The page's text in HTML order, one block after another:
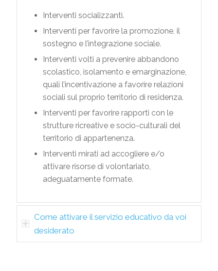
Interventi socializzanti.
Interventi per favorire la promozione, il
sostegno e l’integrazione sociale.
Interventi volti a prevenire abbandono
scolastico, isolamento e emarginazione,
quali l’incentivazione a favorire relazioni
sociali sul proprio territorio di residenza.
Interventi per favorire rapporti con le
strutture ricreative e socio-culturali del
territorio di appartenenza.
Interventi mirati ad accogliere e/o
attivare risorse di volontariato,
adeguatamente formate.
Come attivare il servizio educativo da voi
desiderato